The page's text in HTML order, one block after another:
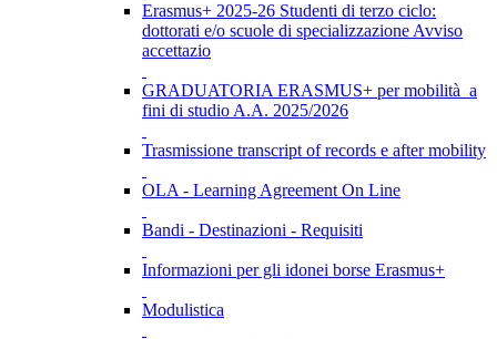
Erasmus+ 2025-26 Studenti di terzo ciclo:
dottorati e/o scuole di specializzazione Avviso
accettazio
GRADUATORIA ERASMUS+ per mobilità a
fini di studio A.A. 2025/2026
Trasmissione transcript of records e after mobility
OLA - Learning Agreement On Line
Bandi - Destinazioni - Requisiti
Informazioni per gli idonei borse Erasmus+
Modulistica